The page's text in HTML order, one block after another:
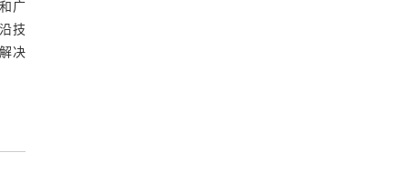
广
技
决